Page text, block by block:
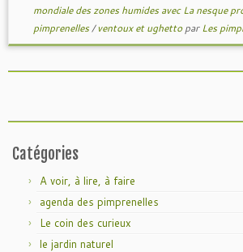
mondiale des zones humides avec La nesque
pimprenelles/ventoux et ughettoparLes
Catégories
A voir, à lire, à faire
agenda des pimprenelles
Le coin des curieux
le jardin naturel